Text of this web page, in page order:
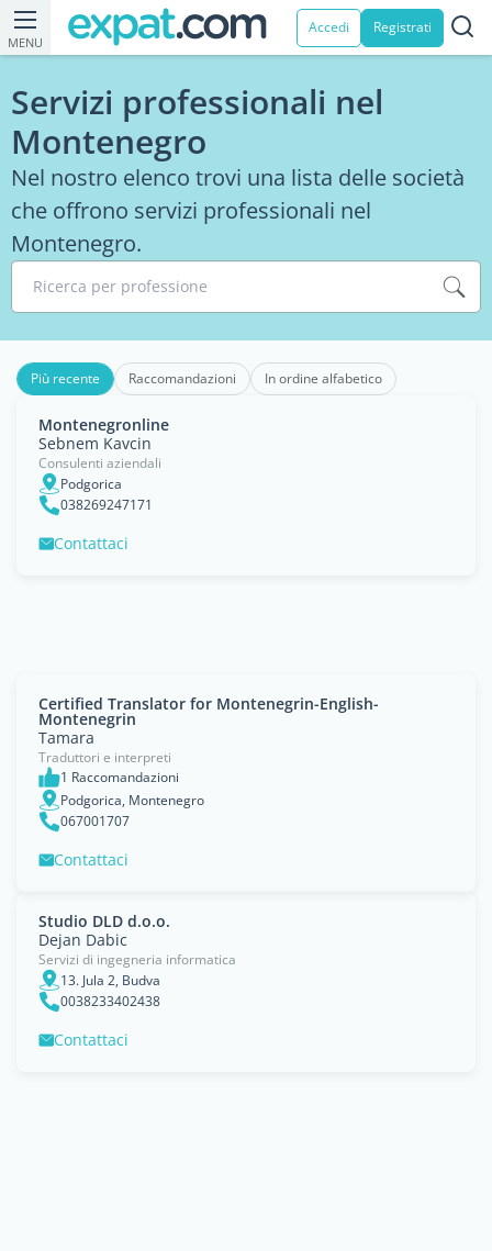
MENU
Accedi Registrati
Servizi professionali nel
Montenegro
Nel nostro elenco trovi una lista delle società
che offrono servizi professionali nel
Montenegro.
Ricerca per professione
Più recente Raccomandazioni In ordine alfabetico
Montenegronline
Sebnem Kavcin
Consulenti aziendali
Podgorica
038269247171
Contattaci
Certified Translator for Montenegrin-English-
Montenegrin
Tamara
Traduttori e interpreti
1 Raccomandazioni
Podgorica, Montenegro
067001707
Contattaci
Studio DLD d.o.o.
Dejan Dabic
Servizi di ingegneria informatica
13. Jula 2, Budva
0038233402438
Contattaci